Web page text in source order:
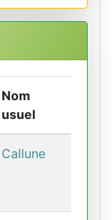
Nom
usuel
Callune